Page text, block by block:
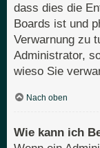
dass dies die
Boards ist und
Verwarnung zu
Administrator,
wieso Sie
Nach oben
Wie kann ich